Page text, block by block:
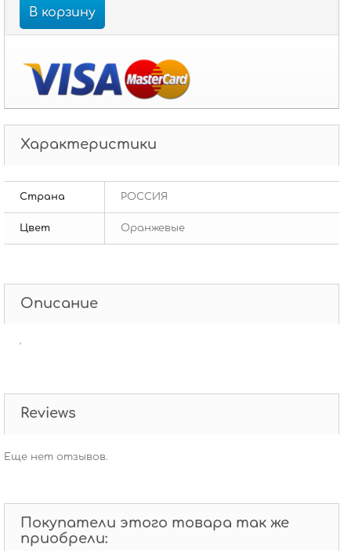
В корзину
Характеристики
Страна РОССИЯ
Цвет Оранжевые
Описание
'
Reviews
Еще нет отзывов.
Покупатели этого товара так же
приобрели: